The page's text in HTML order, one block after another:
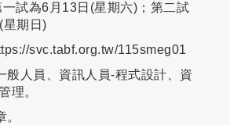
試為6月13日(星期六)；第二試
星期日)
svc.tabf.org.tw/115smeg01
般人員、資訊人員-程式設計、資
理。